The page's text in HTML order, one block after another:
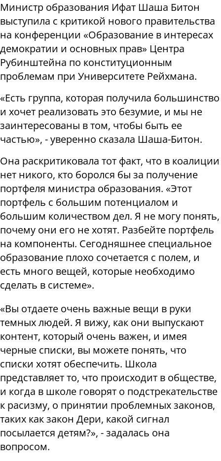
Министр образования Ифат Шаша Битон
выступила с критикой нового правительства
на конференции «Образование в интересах
демократии и основных прав» Центра
Рубинштейна по конституционным
проблемам при Университете Рейхмана.
«Есть группа, которая получила большинство
и хочет реализовать это безумие, и мы не
заинтересованы в том, чтобы быть ее
частью», - уверенно сказала Шаша-Битон.
Она раскритиковала тот факт, что в коалиции
нет никого, кто боролся бы за получение
портфеля министра образования. «Этот
портфель с большим потенциалом и
большим количеством дел. Я не могу понять,
почему они его не хотят. Разбейте портфель
на компоненты. Сегодняшнее специальное
образование плохо сочетается с полем, и
есть много вещей, которые необходимо
сделать в системе».
«Вы отдаете очень важные вещи в руки
темных людей. Я вижу, как они выпускают
контент, который очень важен, и имея
черные списки, вы можете понять, что
списки хотят обеспечить. Школа
представляет то, что происходит в обществе,
и когда в школе говорят о подстрекательстве
к расизму, о принятии проблемных законов,
таких как закон Дери, какой сигнал
посылается детям?», - задалась она
вопросом.